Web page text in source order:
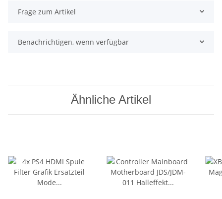
Frage zum Artikel
Benachrichtigen, wenn verfügbar
Ähnliche Artikel